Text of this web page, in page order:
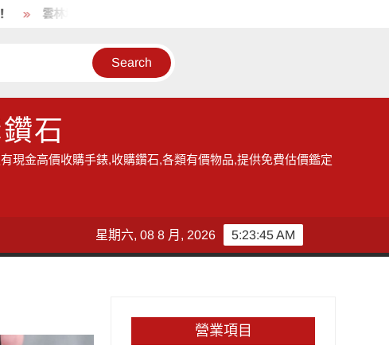
雲林地區的收購手錶服務,讓您獲得現金高價雲林收購手錶的機會
石
現金高價收購手錶,收購鑽石,各類有價物品,提供免費估價鑑定
5:23:46 AM
星期六, 08 8 月, 2026
營業項目